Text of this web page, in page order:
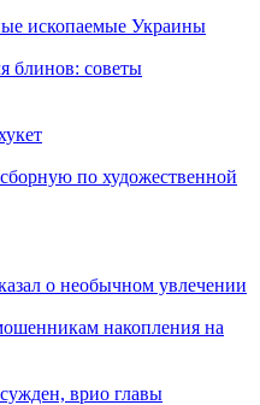
ископаемые Украины
блинов: советы
по художественной
о необычном увлечении
накопления на
врио главы